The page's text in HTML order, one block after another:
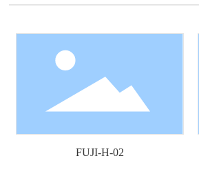
FUJI-H-02